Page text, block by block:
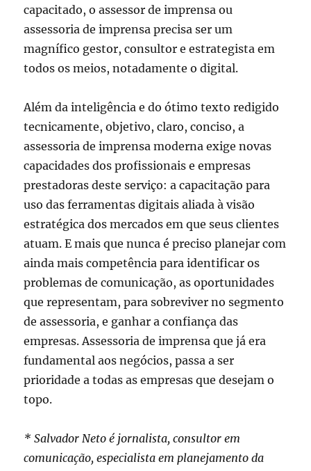
capacitado, o assessor de imprensa ou
assessoria de imprensa precisa ser um
magnífico gestor, consultor e estrategista em
todos os meios, notadamente o digital.
Além da inteligência e do ótimo texto redigido
tecnicamente, objetivo, claro, conciso, a
assessoria de imprensa moderna exige novas
capacidades dos profissionais e empresas
prestadoras deste serviço: a capacitação para
uso das ferramentas digitais aliada à visão
estratégica dos mercados em que seus clientes
atuam. E mais que nunca é preciso planejar com
ainda mais competência para identificar os
problemas de comunicação, as oportunidades
que representam, para sobreviver no segmento
de assessoria, e ganhar a confiança das
empresas. Assessoria de imprensa que já era
fundamental aos negócios, passa a ser
prioridade a todas as empresas que desejam o
topo.
* Salvador Neto é jornalista, consultor em
comunicação, especialista em planejamento da